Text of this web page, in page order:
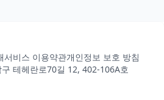
서비스 이용약관개인정보 보호 방침
테헤란로70길 12, 402-106A호